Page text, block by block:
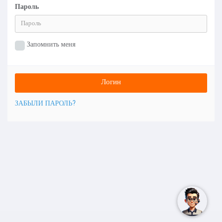
Пароль
Запомнить меня
ЗАБЫЛИ ПАРОЛЬ?